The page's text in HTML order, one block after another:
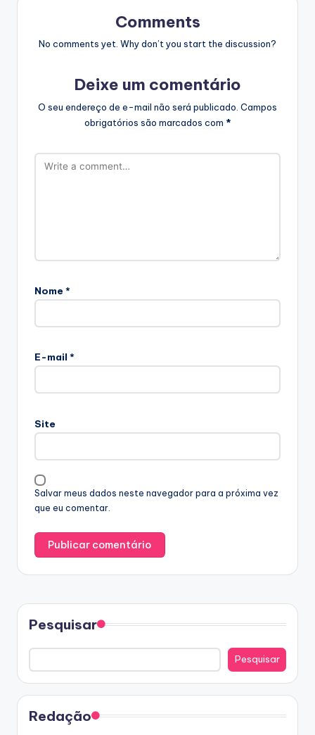
Comments
No comments yet. Why don’t you start the discussion?
Deixe um comentário
O seu endereço de e-mail não será publicado. Campos
obrigatórios são marcados com *
Nome *
E-mail *
Site
Salvar meus dados neste navegador para a próxima vez
que eu comentar.
Pesquisar
Pesquisar
Redação